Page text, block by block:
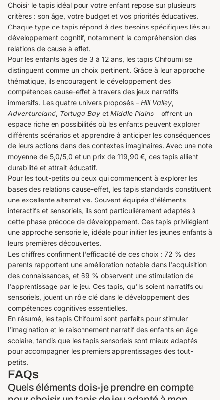
Choisir le tapis idéal pour votre enfant repose sur plusieurs
critères : son âge, votre budget et vos priorités éducatives.
Chaque type de tapis répond à des besoins spécifiques liés au
développement cognitif, notamment la compréhension des
relations de cause à effet.
Pour les enfants âgés de 3 à 12 ans, les tapis Chifoumi se
distinguent comme un choix pertinent. Grâce à leur approche
thématique, ils encouragent le développement des
compétences cause-effet à travers des jeux narratifs
immersifs. Les quatre univers proposés – Hill Valley,
Adventureland, Tortuga Bay et Middle Plains – offrent un
espace riche en possibilités où les enfants peuvent explorer
différents scénarios et apprendre à anticiper les conséquences
de leurs actions dans des contextes imaginaires. Avec une note
moyenne de 5,0/5,0 et un prix de 119,90 €, ces tapis allient
durabilité et attrait éducatif.
Pour les tout-petits ou ceux qui commencent à explorer les
bases des relations cause-effet, les tapis standards constituent
une excellente alternative. Souvent équipés d'éléments
interactifs et sensoriels, ils sont particulièrement adaptés à
cette phase précoce de développement. Ces tapis privilégient
une approche sensorielle, idéale pour initier les jeunes enfants à
leurs premières découvertes.
Les chiffres confirment l'efficacité de ces choix : 72 % des
parents rapportent une amélioration notable dans l'acquisition
des connaissances, et 69 % observent une stimulation de
l'apprentissage par le jeu. Ces tapis, qu'ils soient narratifs ou
sensoriels, jouent un rôle clé dans le développement des
compétences cognitives essentielles.
En résumé, les tapis Chifoumi sont parfaits pour stimuler
l'imagination et le raisonnement narratif des enfants en âge
scolaire, tandis que les tapis sensoriels sont mieux adaptés
pour accompagner les premiers apprentissages des tout-
petits.
FAQs
Quels éléments dois-je prendre en compte